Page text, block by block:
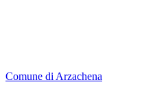
Comune di Arzachena